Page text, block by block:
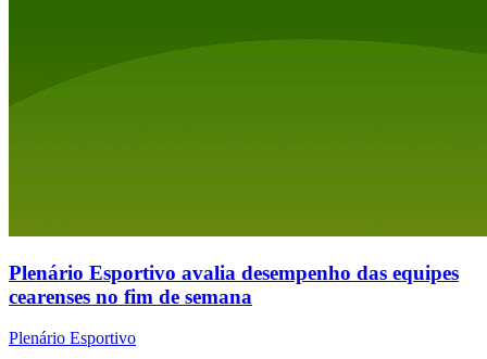
Plenário Esportivo avalia desempenho das equipes
cearenses no fim de semana
Plenário Esportivo